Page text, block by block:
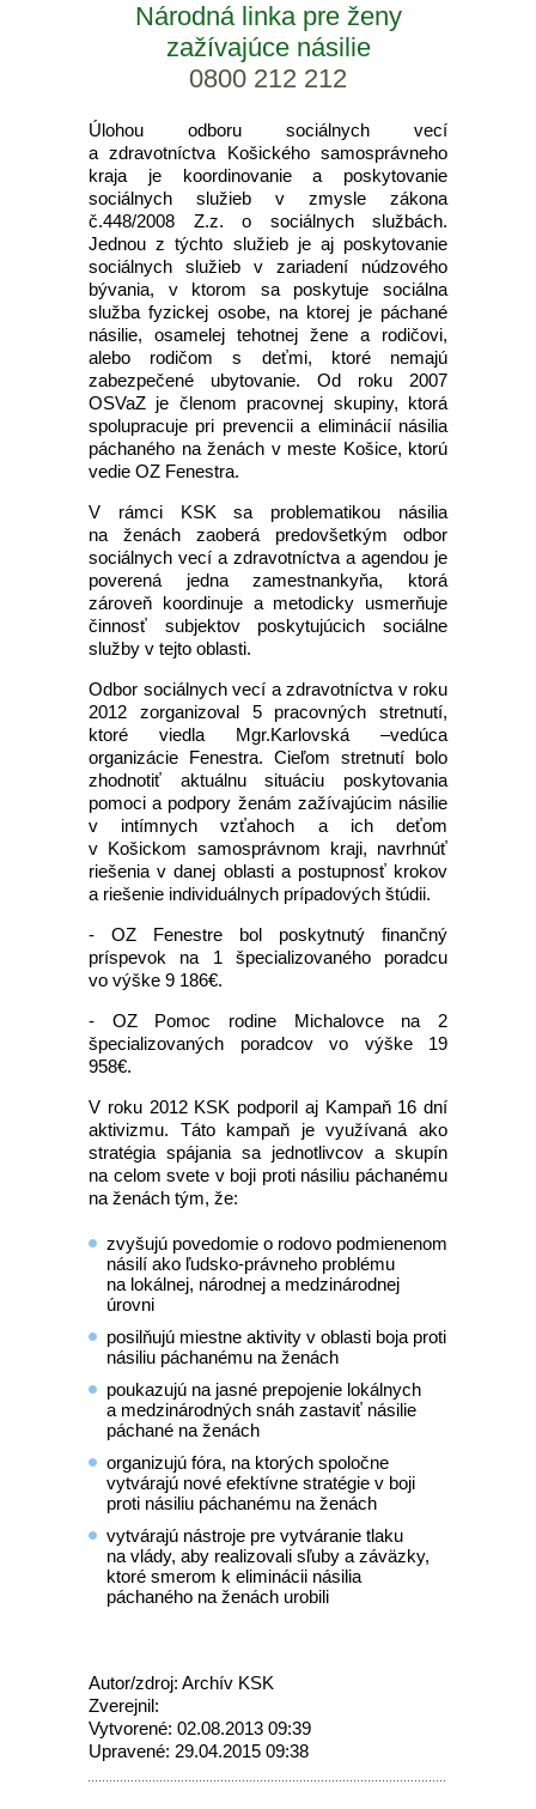
Národná linka pre ženy
zažívajúce násilie
0800 212 212
Úlohou odboru sociálnych vecí
a zdravotníctva Košického samosprávneho
kraja je koordinovanie a poskytovanie
sociálnych služieb v zmysle zákona
č.448/2008 Z.z. o sociálnych službách.
Jednou z týchto služieb je aj poskytovanie
sociálnych služieb v zariadení núdzového
bývania, v ktorom sa poskytuje sociálna
služba fyzickej osobe, na ktorej je páchané
násilie, osamelej tehotnej žene a rodičovi,
alebo rodičom s deťmi, ktoré nemajú
zabezpečené ubytovanie. Od roku 2007
OSVaZ je členom pracovnej skupiny, ktorá
spolupracuje pri prevencii a eliminácií násilia
páchaného na ženách v meste Košice, ktorú
vedie OZ Fenestra.
V rámci KSK sa problematikou násilia
na ženách zaoberá predovšetkým odbor
sociálnych vecí a zdravotníctva a agendou je
poverená jedna zamestnankyňa, ktorá
zároveň koordinuje a metodicky usmerňuje
činnosť subjektov poskytujúcich sociálne
služby v tejto oblasti.
Odbor sociálnych vecí a zdravotníctva v roku
2012 zorganizoval 5 pracovných stretnutí,
ktoré viedla Mgr.Karlovská –vedúca
organizácie Fenestra. Cieľom stretnutí bolo
zhodnotiť aktuálnu situáciu poskytovania
pomoci a podpory ženám zažívajúcim násilie
v intímnych vzťahoch a ich deťom
v Košickom samosprávnom kraji, navrhnúť
riešenia v danej oblasti a postupnosť krokov
a riešenie individuálnych prípadových štúdii.
- OZ Fenestre bol poskytnutý finančný
príspevok na 1 špecializovaného poradcu
vo výške 9 186€.
- OZ Pomoc rodine Michalovce na 2
špecializovaných poradcov vo výške 19
958€.
V roku 2012 KSK podporil aj Kampaň 16 dní
aktivizmu. Táto kampaň je využívaná ako
stratégia spájania sa jednotlivcov a skupín
na celom svete v boji proti násiliu páchanému
na ženách tým, že:
zvyšujú povedomie o rodovo podmienenom
násilí ako ľudsko-právneho problému
na lokálnej, národnej a medzinárodnej
úrovni
posilňujú miestne aktivity v oblasti boja proti
násiliu páchanému na ženách
poukazujú na jasné prepojenie lokálnych
a medzinárodných snáh zastaviť násilie
páchané na ženách
organizujú fóra, na ktorých spoločne
vytvárajú nové efektívne stratégie v boji
proti násiliu páchanému na ženách
vytvárajú nástroje pre vytváranie tlaku
na vlády, aby realizovali sľuby a záväzky,
ktoré smerom k eliminácii násilia
páchaného na ženách urobili
Autor/zdroj: Archív KSK
Zverejnil:
Vytvorené: 02.08.2013 09:39
Upravené: 29.04.2015 09:38